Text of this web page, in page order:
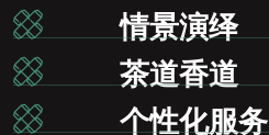
情景演绎
茶道香道
个性化服务